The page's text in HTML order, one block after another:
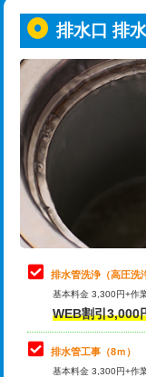
用（追加）/3ｍ超え)
給水管工事※（ライ
管・ポリ管・HT管
給水管工事※（ライ
管・ポリ管・HT管
排水管工事（土の掘
業）
排水管工事（排水
排水管工事（追加
え）
マス交換（土の掘
マス交換（深さ50㎝
トーラー機使用/3m
追加トーラー機使
カメラ調査
桝清掃
止水・漏水調査・防
理・調整・分解・
止水・漏水調査・
理・調整・分解・加
止水・漏水調査・
理・調整・分解・
その他部品の脱着
排水口 排
排水管洗浄（高圧洗
基本料金 3,300円+作
WEB割引3,000
排水管工事（8ｍ）
基本料金 3,300円+作